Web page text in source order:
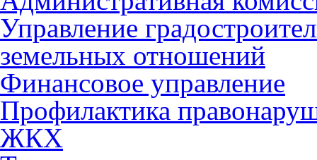
Управление
земельных отношений
Финансовое управление
Профилактика
ЖКХ